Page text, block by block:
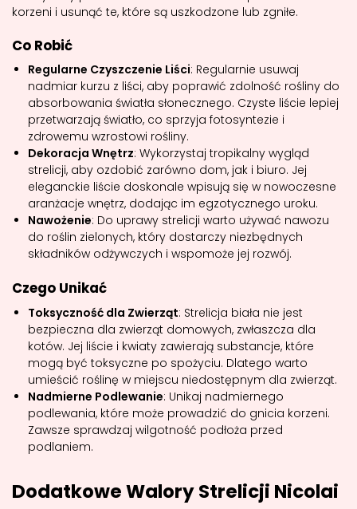
korzeni i usunąć te, które są uszkodzone lub zgniłe.
Co Robić
Regularne Czyszczenie Liści: Regularnie usuwaj
nadmiar kurzu z liści, aby poprawić zdolność rośliny do
absorbowania światła słonecznego. Czyste liście lepiej
przetwarzają światło, co sprzyja fotosyntezie i
zdrowemu wzrostowi rośliny.
Dekoracja Wnętrz: Wykorzystaj tropikalny wygląd
strelicji, aby ozdobić zarówno dom, jak i biuro. Jej
eleganckie liście doskonale wpisują się w nowoczesne
aranżacje wnętrz, dodając im egzotycznego uroku.
Nawożenie: Do uprawy strelicji warto używać nawozu
do roślin zielonych, który dostarczy niezbędnych
składników odżywczych i wspomoże jej rozwój.
Czego Unikać
Toksyczność dla Zwierząt: Strelicja biała nie jest
bezpieczna dla zwierząt domowych, zwłaszcza dla
kotów. Jej liście i kwiaty zawierają substancje, które
mogą być toksyczne po spożyciu. Dlatego warto
umieścić roślinę w miejscu niedostępnym dla zwierząt.
Nadmierne Podlewanie: Unikaj nadmiernego
podlewania, które może prowadzić do gnicia korzeni.
Zawsze sprawdzaj wilgotność podłoża przed
podlaniem.
Dodatkowe Walory Strelicji Nicolai